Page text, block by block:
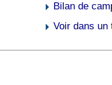
Bilan de
Voir dans un